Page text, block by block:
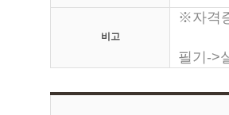
비고
※자격
필기->